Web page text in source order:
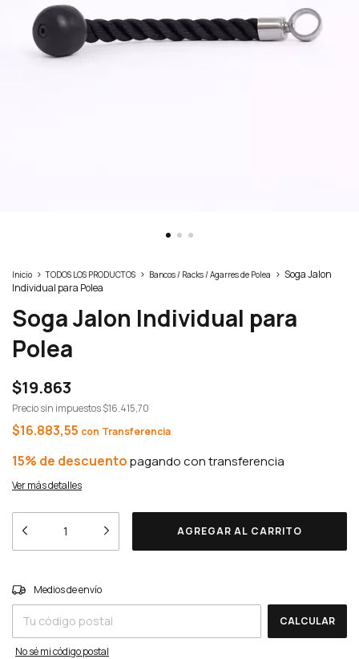
Inicio > TODOS LOS PRODUCTOS > Bancos / Racks / Agarres de Polea > Soga Jalon
Individual para Polea
Soga Jalon Individual para
Polea
$19.863
Precio sin impuestos$16.415,70
$16.883,55 con
15% de descuento
Ver más detalles
Entregas para el CP:
Medios de envío
CALCULAR
No sé mi código postal